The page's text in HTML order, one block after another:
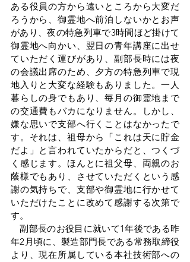
ある役員の方から遠いところから大変だ
ろうから、御霊地へ前泊しないかとお声
があり、夜の特急列車で3時間ほど掛けて
御霊地へ向かい、翌日の青年講座に出せ
ていただく運びがあり、副部長時には夜
の会議出席のため、夕方の特急列車で現
地入りと大変な経験もありました。一人
暮らしの身でもあり、毎月の御霊地まで
の交通費もバカになりません。しかし、
嫌な思いで支部へ行くことはなかったで
す。それは、祖母から「これは天に貯金
だよ」と言われていたからだと、つくづ
く感じます。ほんとに祖父母、両親のお
蔭様でもあり、させていただくという感
謝の気持ちで、支部や御霊地に行かせて
いただけたことに改めて感謝する次第で
す。
副部長のお役目に就いて1年後である昨
年2月頃に、製造部門長である常務取締役
より、現在所属している本社技術部への